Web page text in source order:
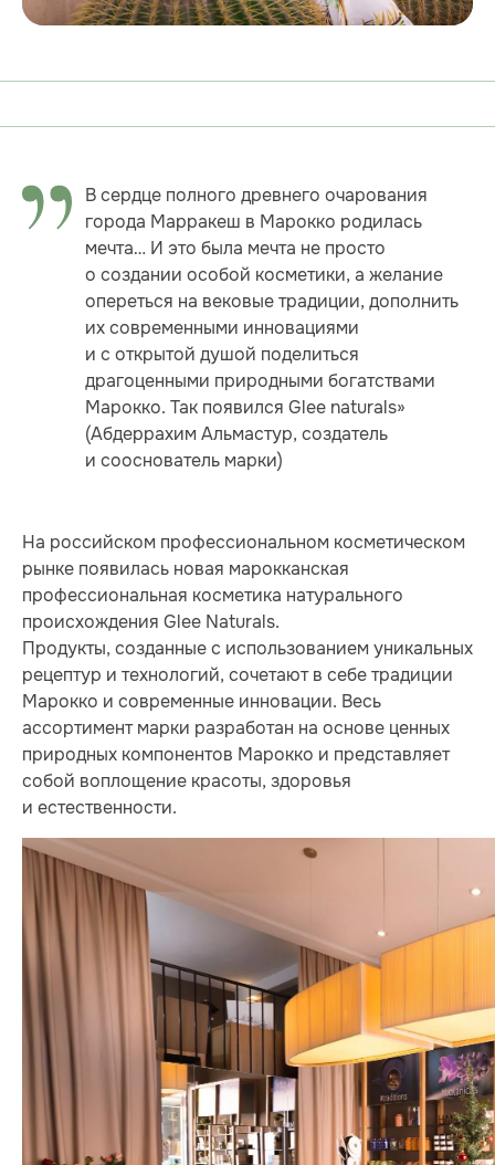
В сердце полного древнего очарования
города Марракеш в Марокко родилась
мечта… И это была мечта не просто
о создании особой косметики, а желание
опереться на вековые традиции, дополнить
их современными инновациями
и с открытой душой поделиться
драгоценными природными богатствами
Марокко. Так появился Glee naturals»
(Абдеррахим Альмастур, создатель
и сооснователь марки)
На российском профессиональном косметическом
рынке появилась новая марокканская
профессиональная косметика натурального
происхождения Glee Naturals.
Продукты, созданные с использованием уникальных
рецептур и технологий, сочетают в себе традиции
Марокко и современные инновации. Весь
ассортимент марки разработан на основе ценных
природных компонентов Марокко и представляет
собой воплощение красоты, здоровья
и естественности.